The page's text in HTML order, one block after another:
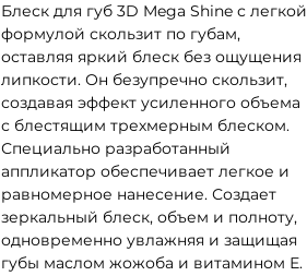
Блеск для губ 3D Mega Shine с легкой
формулой скользит по губам,
оставляя яркий блеск без ощущения
липкости. Он безупречно скользит,
создавая эффект усиленного объема
с блестящим трехмерным блеском.
Специально разработанный
аппликатор обеспечивает легкое и
равномерное нанесение. Создает
зеркальный блеск, объем и полноту,
одновременно увлажняя и защищая
губы маслом жожоба и витамином Е.